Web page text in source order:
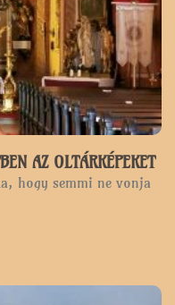
AZ OLTÁRKÉPEKET
hogy semmi ne vonja